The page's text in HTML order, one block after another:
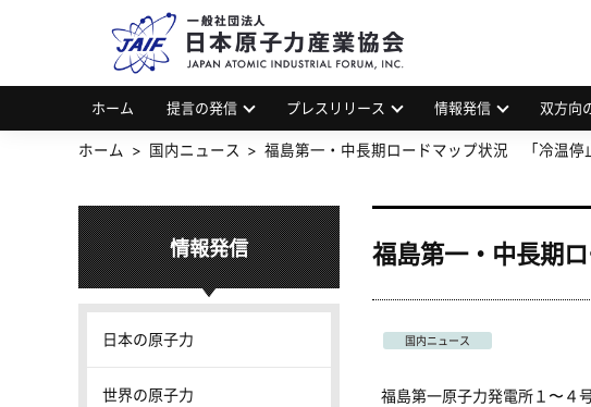
JAPAN ATOMIC
ホーム 提言の発信 プレスリリース 情報発信 双方向
ホーム 国内ニュース 福島第一・中長期ロードマップ状況 「冷温停
福島第一・中長期
国内ニュース
福島第一原子力発電所１〜４
情報発信
日本の原子力
世界の原子力